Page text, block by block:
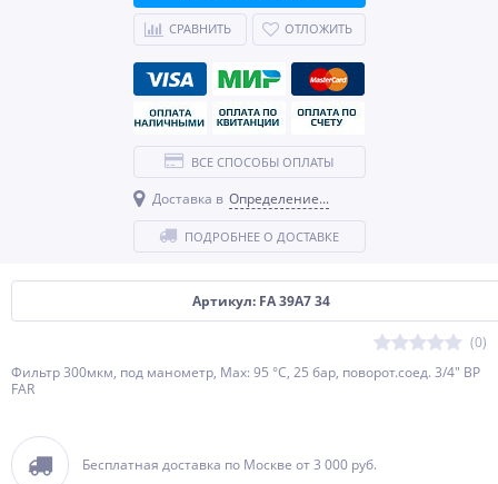
Артикул: FA 39A7 34
(0)
Фильтр 300мкм, под манометр, Max: 95 °C, 25 бар, поворот.соед. 3/4" ВР
FAR
Бесплатная доставка по Москве от 3 000 руб.
СРАВНИТЬ ОТЛОЖИТЬ
ВСЕ СПОСОБЫ ОПЛАТЫ
Доставка в Определение...
ПОДРОБНЕЕ О ДОСТАВКЕ